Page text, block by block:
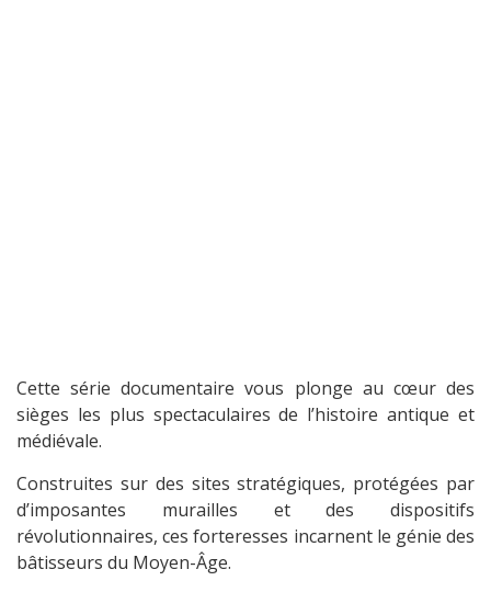
Cette série documentaire vous plonge au cœur des
sièges les plus spectaculaires de l’histoire antique et
médiévale.
Construites sur des sites stratégiques, protégées par
d’imposantes murailles et des dispositifs
révolutionnaires, ces forteresses incarnent le génie des
bâtisseurs du Moyen-Âge.